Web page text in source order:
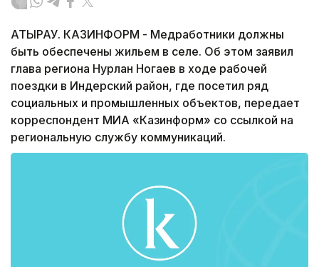
АТЫРАУ. КАЗИНФОРМ - Медработники должны
быть обеспечены жильем в селе. Об этом заявил
глава региона Нурлан Ногаев в ходе рабочей
поездки в Индерский район, где посетил ряд
социальных и промышленных объектов, передает
корреспондент МИА «Казинформ» со ссылкой на
региональную службу коммуникаций.